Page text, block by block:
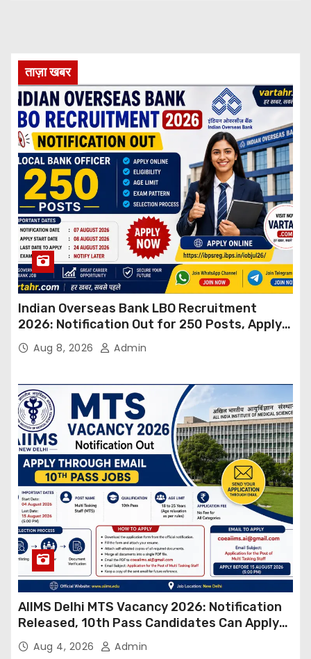
ताज़ा खबर
Indian Overseas Bank LBO Recruitment
2026: Notification Out for 250 Posts, Apply
OnlineAug 8, 2026 Admin
AIIMS Delhi MTS Vacancy 2026: Notification
Released, 10th Pass Candidates Can Apply
Through Email
Aug 4, 2026 Admin